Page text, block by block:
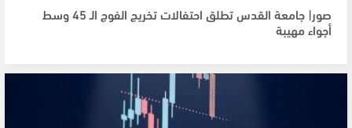
صور| جامعة القدس تطلق احتفالات تخريج الفوج الـ 45 وسط
أجواء مهيبة